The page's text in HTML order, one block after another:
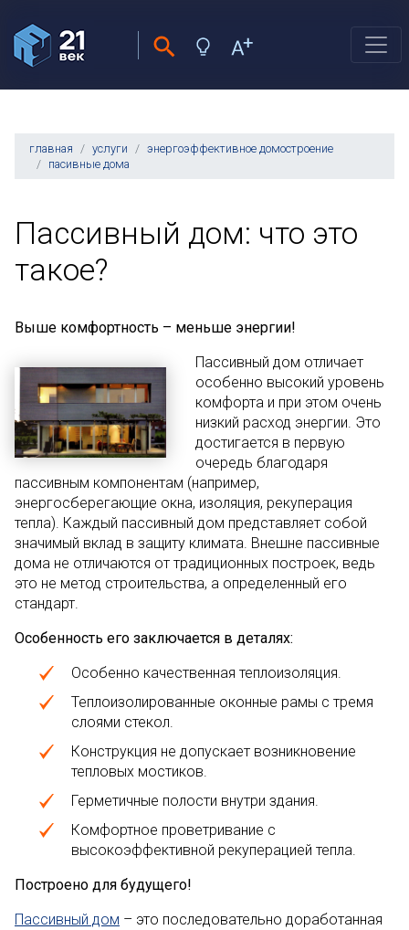
главная услуги
энергоэффективное домостроение
пасивные дома
Пассивный дом: что это
такое?
Выше комфортность – меньше энергии!
Пассивный дом отличает
особенно высокий уровень
комфорта и при этом очень
низкий расход энергии. Это
достигается в первую
очередь благодаря
пассивным компонентам (например,
энергосберегающие окна, изоляция, рекуперация
тепла). Каждый пассивный дом представляет собой
значимый вклад в защиту климата. Внешне пассивные
дома не отличаются от традиционных построек, ведь
это не метод строительства, а определенный его
стандарт.
Особенность его заключается в деталях:
Особенно качественная теплоизоляция.
Теплоизолированные оконные рамы с тремя
слоями стекол.
Конструкция не допускает возникновение
тепловых мостиков.
Герметичные полости внутри здания.
Комфортное проветривание с
высокоэффективной рекуперацией тепла.
Построено для будущего!
Пассивный дом – это последовательно доработанная